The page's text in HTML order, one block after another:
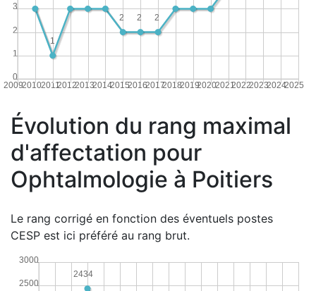
20092010201120122013201420152016201720182019202020212022202320242025
0
1
2
3
2
2
2
1
Évolution du rang maximal
d'affectation pour
Ophtalmologie à Poitiers
Le rang corrigé en fonction des éventuels postes
CESP est ici préféré au rang brut.
2500
3000
2434